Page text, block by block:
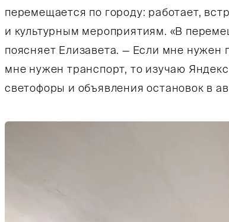
перемещается по городу: работает,
и культурным мероприятиям. «В
поясняет Елизавета. — Если мне
мне нужен транспорт, то изучаю
светофоры и объявления остановок в